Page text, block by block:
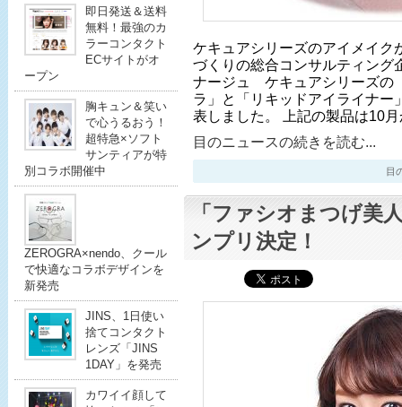
即日発送＆送料
無料！最強のカ
ラーコンタクト
ECサイトがオ
ープン
胸キュン＆笑い
で心うるおう！
超特急×ソフト
サンティアが特
別コラボ開催中
ZEROGRA×nendo、クール
で快適なコラボデザインを
新発売
JINS、1日使い
捨てコンタクト
レンズ「JINS
1DAY」を発売
カワイイ顔して
ケキュアシリーズのアイメイク
づくりの総合コンサルティング
ナージュ ケキュアシリーズの
ラ」と「リキッドアイライナー
表しました。 上記の製品は10
目のニュースの続きを読む...
目
「ファシオまつげ美
ンプリ決定！